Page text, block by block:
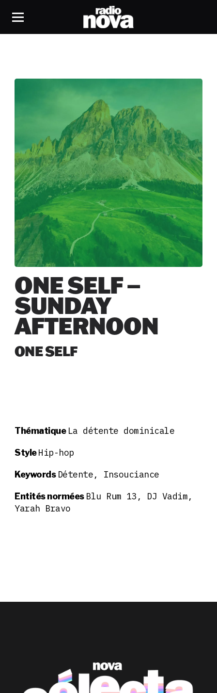
ONE SELF –
SUNDAY
AFTERNOON
ONE SELF
Thématique La détente dominicale
StyleHip-hop
Keywords Détente, Insouciance
Entités normées Blu Rum 13, DJ Vadim,
Yarah Bravo